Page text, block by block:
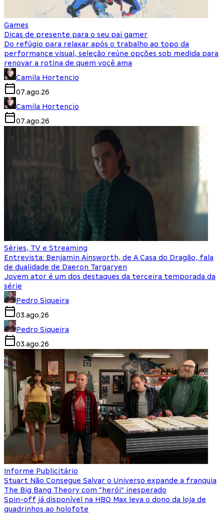
Games
Dicas de presente para o seu pai gamer
Do refúgio para relaxar após o trabalho ao topo da
performance visual, seleção reúne opções sob medida para
renovar a rotina de quem você ama
Camila Hortencio
07.ago.26
Camila Hortencio
07.ago.26
Séries, TV e Streaming
Entrevista: Benjamin Ainsworth, de A Casa do Dragão, fala
de dualidade de Daeron Targaryen
Jovem ator é um dos destaques da terceira temporada da
série
Pedro Siqueira
03.ago.26
Pedro Siqueira
03.ago.26
Informe Publicitário
Stuart Não Consegue Salvar o Universo expande a franquia
The Big Bang Theory com “herói” inesperado
Spin-off já disponível na HBO Max leva o dono da loja de
quadrinhos ao holofote